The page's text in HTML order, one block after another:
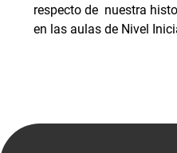
respecto de nuestra
en las aulas de Nivel